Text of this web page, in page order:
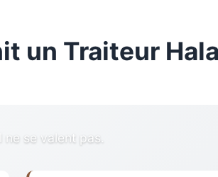
un Traiteur
se valent pas.